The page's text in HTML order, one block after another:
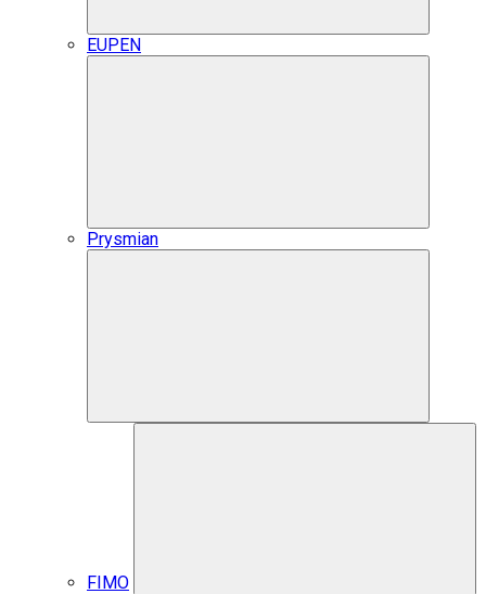
EUPEN
Prysmian
FIMO